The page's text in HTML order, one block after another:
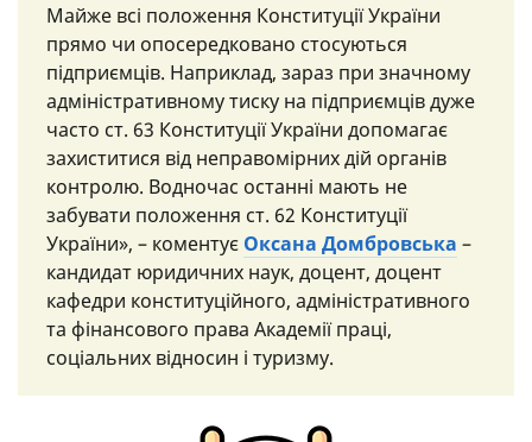
Майже всі положення Конституції України
прямо чи опосередковано стосуються
підприємців. Наприклад, зараз при значному
адміністративному тиску на підприємців дуже
часто ст. 63 Конституції України допомагає
захиститися від неправомірних дій органів
контролю. Водночас останні мають не
забувати положення ст. 62 Конституції
України», – коментує Оксана Домбровська –
кандидат юридичних наук, доцент, доцент
кафедри конституційного, адміністративного
та фінансового права Академії праці,
соціальних відносин і туризму.